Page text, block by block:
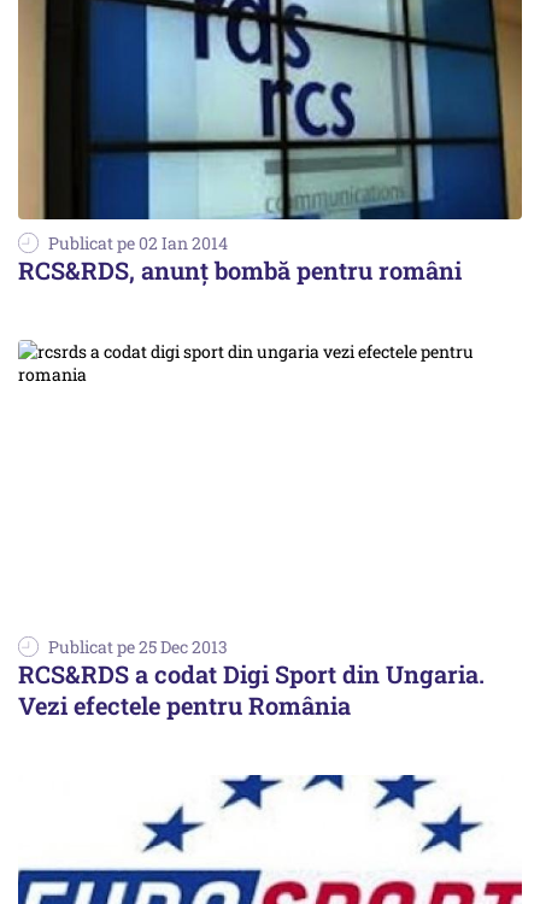
Publicat pe 02 Ian 2014
RCS&RDS, anunț bombă pentru români
Publicat pe 25 Dec 2013
RCS&RDS a codat Digi Sport din Ungaria.
Vezi efectele pentru România